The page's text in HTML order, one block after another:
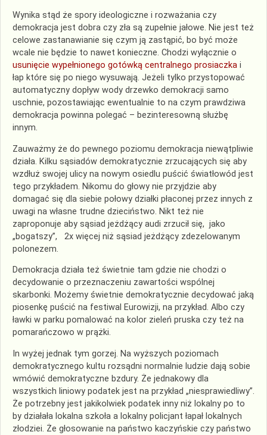
Wynika stąd że spory ideologiczne i rozważania czy
demokracja jest dobra czy zła są zupełnie jałowe. Nie jest też
celowe zastanawianie się czym ją zastąpić, bo być może
wcale nie będzie to nawet konieczne. Chodzi wyłącznie o
usunięcie wypełnionego gotówką centralnego prosiaczka i
łap które się po niego wysuwają. Jeżeli tylko przystopować
automatyczny dopływ wody drzewko demokracji samo
uschnie, pozostawiając ewentualnie to na czym prawdziwa
demokracja powinna polegać – bezinteresowną służbę
innym.
Zauważmy że do pewnego poziomu demokracja niewątpliwie
działa. Kilku sąsiadów demokratycznie zrzucających się aby
wzdłuż swojej ulicy na nowym osiedlu puścić światłowód jest
tego przykładem. Nikomu do głowy nie przyjdzie aby
domagać się dla siebie połowy działki płaconej przez innych z
uwagi na własne trudne dzieciństwo. Nikt też nie
zaproponuje aby sąsiad jeżdżący audi zrzucił się, jako
„bogatszy”, 2x więcej niż sąsiad jeżdżący zdezelowanym
polonezem.
Demokracja działa też świetnie tam gdzie nie chodzi o
decydowanie o przeznaczeniu zawartości wspólnej
skarbonki. Możemy świetnie demokratycznie decydować jaką
piosenkę puścić na festiwal Eurowizji, na przykład. Albo czy
ławki w parku pomalować na kolor zieleń pruska czy też na
pomarańczowo w prążki.
In wyżej jednak tym gorzej. Na wyższych poziomach
demokratycznego kultu rozsądni normalnie ludzie dają sobie
wmówić demokratyczne bzdury. Że jednakowy dla
wszystkich liniowy podatek jest na przykład „niesprawiedliwy”.
Że potrzebny jest jakikolwiek podatek inny niż lokalny po to
by działała lokalna szkoła a lokalny policjant łapał lokalnych
złodziei. Że głosowanie na państwo kaczyńskie czy państwo